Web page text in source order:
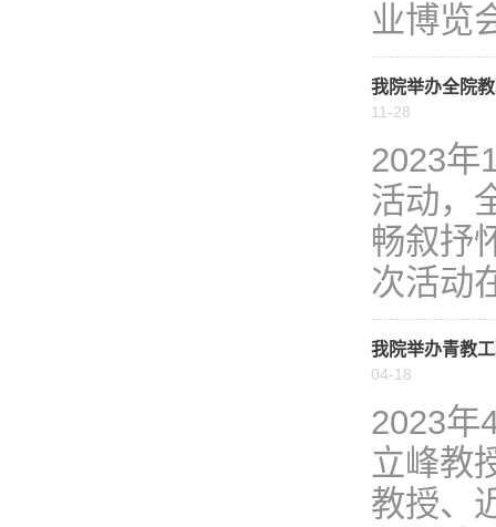
业博览
我院举办全院
11-28
2023年
活动，
畅叙抒
次活动
我院举办青教
04-18
2023年
立峰教
教授、